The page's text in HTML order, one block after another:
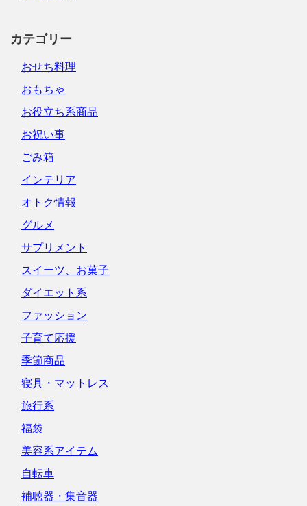
カテゴリー
おせち料理
おもちゃ
お役立ち系商品
お祝い事
ごみ箱
インテリア
オトク情報
グルメ
サプリメント
スイーツ、お菓子
ダイエット系
ファッション
子育て応援
季節商品
寝具・マットレス
旅行系
福袋
美容系アイテム
自転車
補聴器・集音器